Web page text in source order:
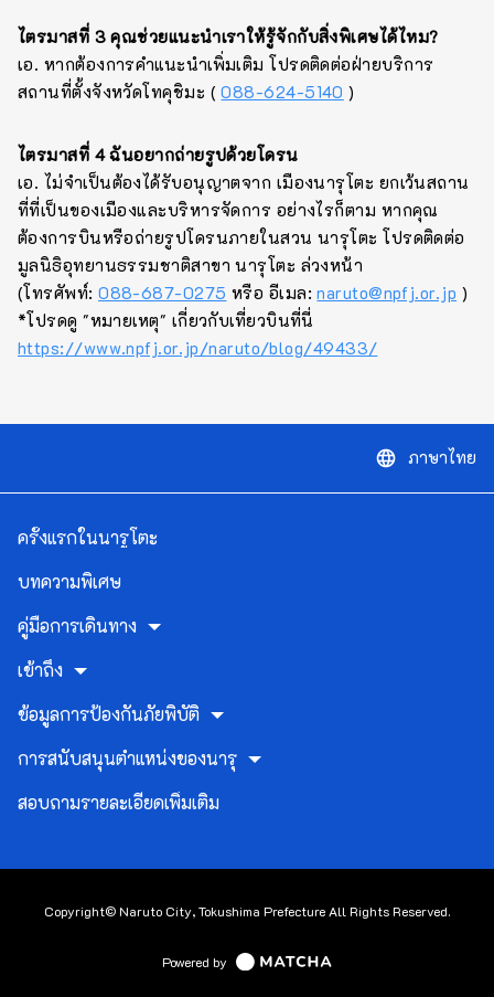
ไตรมาสที่ 3 คุณช่วยแนะนำเราให้รู้จักกับสิ่งพิเศษได้ไหม?
เอ. หากต้องการคำแนะนำเพิ่มเติม โปรดติดต่อฝ่ายบริการ
สถานที่ตั้งจังหวัดโทคุชิมะ (088-624-5140 )
ไตรมาสที่ 4 ฉันอยากถ่ายรูปด้วยโดรน
เอ. ไม่จำเป็นต้องได้รับอนุญาตจาก เมืองนารุโตะ ยกเว้นสถาน
ที่ที่เป็นของเมืองและบริหารจัดการ อย่างไรก็ตาม หากคุณ
ต้องการบินหรือถ่ายรูปโดรนภายในสวน นารุโตะ โปรดติดต่อ
มูลนิธิอุทยานธรรมชาติสาขา นารุโตะ ล่วงหน้า
(โทรศัพท์:088-687-0275 หรือ อีเมล:naruto@npfj.or.jp )
*โปรดดู "หมายเหตุ" เกี่ยวกับเที่ยวบินที่นี่
https://www.npfj.or.jp/naruto/blog/49433/
language ภาษาไทย
ครั้งแรกในนารูโตะ
บทความพิเศษ
คู่มือการเดินทาง
เข้าถึง
ข้อมูลการป้องกันภัยพิบัติ
การสนับสนุนตำแหน่งของนารุ
สอบถามรายละเอียดเพิ่มเติม
Copyright© Naruto City, Tokushima Prefecture All Rights Reserved.
Powered by